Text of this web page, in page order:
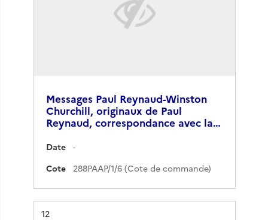
Messages Paul Reynaud-Winston
Churchill, originaux de Paul
Reynaud, correspondance avec la…
Date
-
Cote
288PAAP/1/6 (Cote de commande)
Résultat n°
12